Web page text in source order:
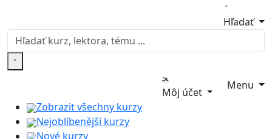
Hľadať
Môj účet
Menu
Zobrazit všechny kurzy
Nejoblíbenější kurzy
Nové kurzy